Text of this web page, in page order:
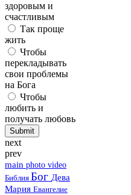
здоровым и
счастливым
Так проще
жить
Чтобы
перекладывать
свои проблемы
на Бога
Чтобы
любить и
получать любовь
next
prev
main photo video
Библия Бог Дева
Мария Евангелие